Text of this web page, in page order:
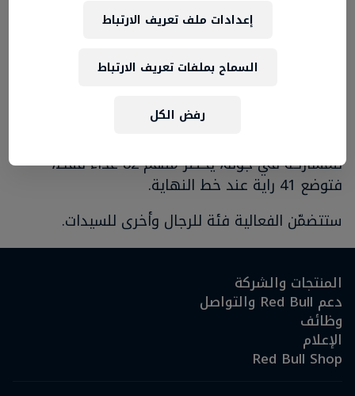
جولة تقام خلال 30 دقيقة، و20 دقيقة في كل من
للمشاركة في جولة، يحضر منهم 82 عداءً فقط،
فتوضع 41 راية عند خط النهاية.
ستتضمّن الفعالية فئة للرجال وأخرى للسيدات.
إعدادات ملف تعريف الارتباط
رفض الكل
السماح بملفات تعريف الارتباط